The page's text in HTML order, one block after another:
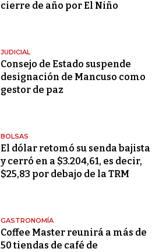
cierre de año por El Niño
JUDICIAL
Consejo de Estado suspende
designación de Mancuso como
gestor de paz
BOLSAS
El dólar retomó su senda bajista
y cerró en a $3.204,61, es decir,
$25,83 por debajo de la TRM
GASTRONOMÍA
Coffee Master reunirá a más de
50 tiendas de café de